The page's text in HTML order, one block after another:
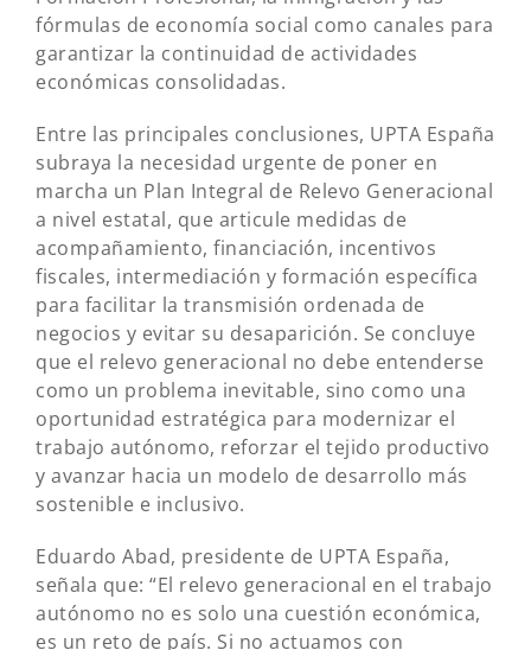
fórmulas de economía social como canales para
garantizar la continuidad de actividades
económicas consolidadas.
Entre las principales conclusiones, UPTA España
subraya la necesidad urgente de poner en
marcha un Plan Integral de Relevo Generacional
a nivel estatal, que articule medidas de
acompañamiento, financiación, incentivos
fiscales, intermediación y formación específica
para facilitar la transmisión ordenada de
negocios y evitar su desaparición. Se concluye
que el relevo generacional no debe entenderse
como un problema inevitable, sino como una
oportunidad estratégica para modernizar el
trabajo autónomo, reforzar el tejido productivo
y avanzar hacia un modelo de desarrollo más
sostenible e inclusivo.
Eduardo Abad, presidente de UPTA España,
señala que: “El relevo generacional en el trabajo
autónomo no es solo una cuestión económica,
es un reto de país. Si no actuamos con